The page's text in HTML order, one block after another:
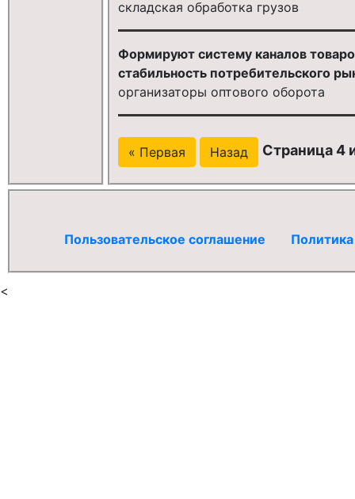
складская обработка грузов
Формируют систему каналов
стабильность потребительского
организаторы оптового оборота
« Первая Назад Страница 4
Пользовательское соглашение
<